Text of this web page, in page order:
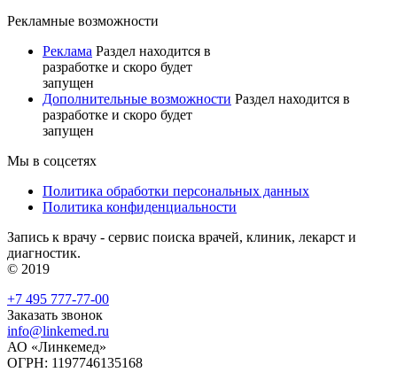
Рекламные возможности
Реклама Раздел находится в
разработке и скоро будет
запущен
Дополнительные возможности Раздел находится в
разработке и скоро будет
запущен
Мы в соцсетях
Политика обработки персональных данных
Политика конфиденциальности
Запись к врачу - сервис поиска врачей, клиник, лекарст и
диагностик.
© 2019
+7 495 777-77-00
Заказать звонок
info@linkemed.ru
АО «Линкемед»
ОГРН: 1197746135168